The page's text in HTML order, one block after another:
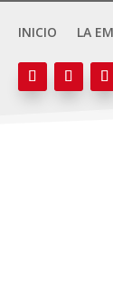
INICIO LA